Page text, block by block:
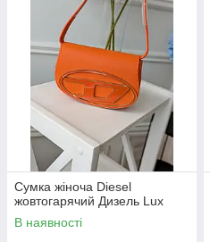
Сумка жіноча Diesel
жовтогарячий Дизель Lux
В наявності